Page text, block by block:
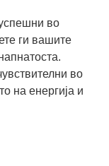
во
ги вашите
во
на енергија и